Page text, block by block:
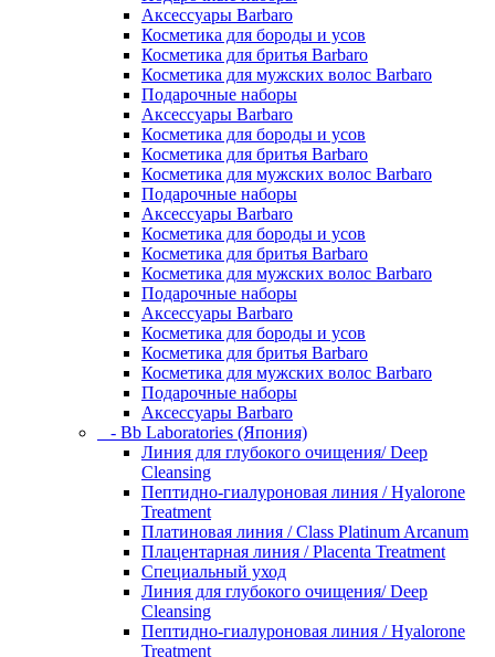
Аксессуары Barbaro
Косметика для бороды и усов
Косметика для бритья Barbaro
Косметика для мужских волос Barbaro
Подарочные наборы
Аксессуары Barbaro
Косметика для бороды и усов
Косметика для бритья Barbaro
Косметика для мужских волос Barbaro
Подарочные наборы
Аксессуары Barbaro
Косметика для бороды и усов
Косметика для бритья Barbaro
Косметика для мужских волос Barbaro
Подарочные наборы
Аксессуары Barbaro
Косметика для бороды и усов
Косметика для бритья Barbaro
Косметика для мужских волос Barbaro
Подарочные наборы
Аксессуары Barbaro
- Bb Laboratories (Япония)
Линия для глубокого очищения/ Deep
Cleansing
Пептидно-гиалуроновая линия / Hyalorone
Treatment
Платиновая линия / Class Platinum Arcanum
Плацентарная линия / Placenta Treatment
Специальный уход
Линия для глубокого очищения/ Deep
Cleansing
Пептидно-гиалуроновая линия / Hyalorone
Treatment